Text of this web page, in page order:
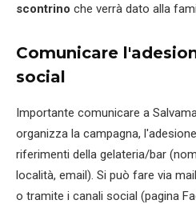
scontrino che verrà dato alla
Comunicare
social
Importante comunicare a
organizza la campagna,
riferimenti della gelateria/bar
località, email). Si può fare via
o tramite i canali social (pagina